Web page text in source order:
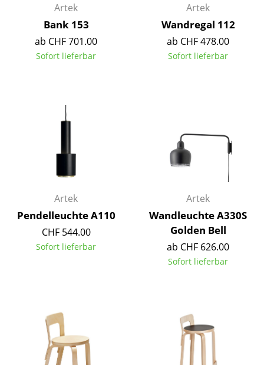
Aufbewahren
Regale & Schränke
Bücherregale
Sideboards & Kommoden
Beistell- & Rollcontainer
Barmöbel
Garderoben
Kleinaufbewahrung
Einzelteile
Hängeleuchten & Deckenleuchten
Tischleuchten
Artek
Bank 153
ab CHF 701.00
Sofort lieferbar
Artek
Wandregal 112
ab CHF 478.00
Sofort lieferbar
Artek
Pendelleuchte A110
CHF 544.00
Sofort lieferbar
Artek
Wandleuchte A330S
Golden Bell
ab CHF 626.00
Sofort lieferbar